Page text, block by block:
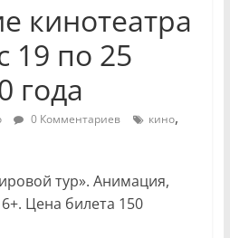
кинотеатра
19 по 25
года
0 Комментариев кино,
тур». Анимация,
Цена билета 150